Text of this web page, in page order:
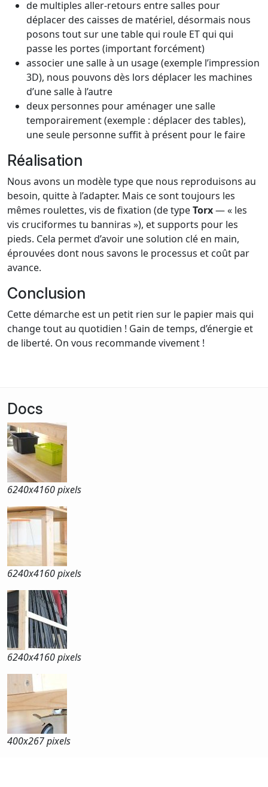
de multiples aller-retours entre salles pour
déplacer des caisses de matériel, désormais nous
posons tout sur une table qui roule ET qui qui
passe les portes (important forcément)
associer une salle à un usage (exemple l’impression
3D), nous pouvons dès lors déplacer les machines
d’une salle à l’autre
deux personnes pour aménager une salle
temporairement (exemple : déplacer des tables),
une seule personne suffit à présent pour le faire
Réalisation
Nous avons un modèle type que nous reproduisons au
besoin, quitte à l’adapter. Mais ce sont toujours les
mêmes roulettes, vis de fixation (de typeTorx— « les
vis cruciformes tu banniras »), et supports pour les
pieds. Cela permet d’avoir une solution clé en main,
éprouvées dont nous savons le processus et coût par
avance.
Conclusion
Cette démarche est un petit rien sur le papier mais qui
change tout au quotidien ! Gain de temps, d’énergie et
de liberté. On vous recommande vivement !
Docs
6240x4160 pixels
6240x4160 pixels
6240x4160 pixels
400x267 pixels